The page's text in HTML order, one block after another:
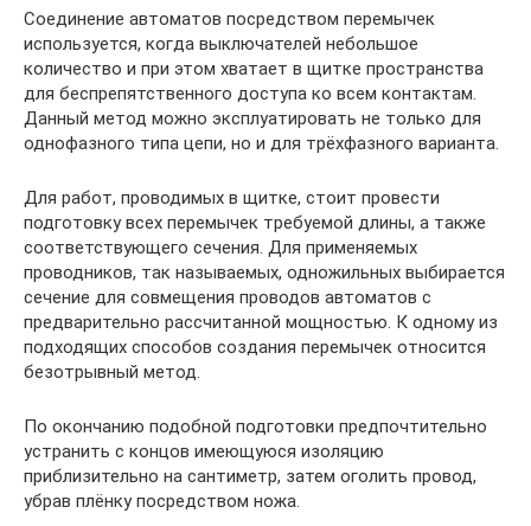
Соединение автоматов посредством перемычек
используется, когда выключателей небольшое
количество и при этом хватает в щитке пространства
для беспрепятственного доступа ко всем контактам.
Данный метод можно эксплуатировать не только для
однофазного типа цепи, но и для трёхфазного варианта.
Для работ, проводимых в щитке, стоит провести
подготовку всех перемычек требуемой длины, а также
соответствующего сечения. Для применяемых
проводников, так называемых, одножильных выбирается
сечение для совмещения проводов автоматов с
предварительно рассчитанной мощностью. К одному из
подходящих способов создания перемычек относится
безотрывный метод.
По окончанию подобной подготовки предпочтительно
устранить с концов имеющуюся изоляцию
приблизительно на сантиметр, затем оголить провод,
убрав плёнку посредством ножа.